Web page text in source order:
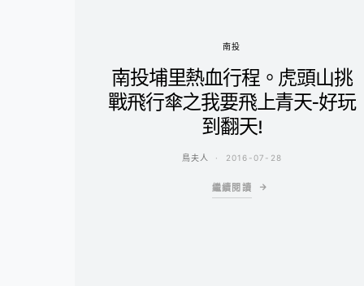
南投
南投埔里熱血行程。虎頭山挑
戰飛行傘之我要飛上青天-好玩
到翻天!
鳥夫人 2016-07-28
繼續閱讀